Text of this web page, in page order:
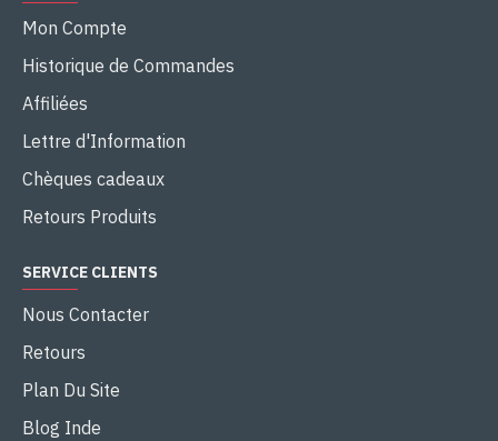
Mon Compte
Historique de Commandes
Affiliées
Lettre d'Information
Chèques cadeaux
Retours Produits
SERVICE CLIENTS
Nous Contacter
Retours
Plan Du Site
Blog Inde